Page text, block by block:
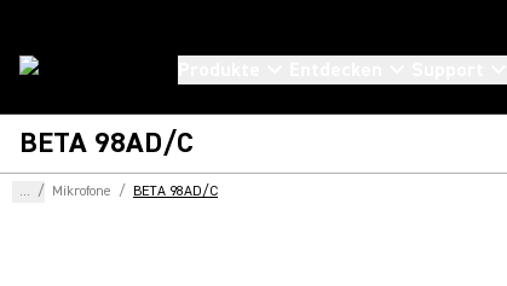
BETA 98AD/C
... / Mikrofone / BETA 98AD/C